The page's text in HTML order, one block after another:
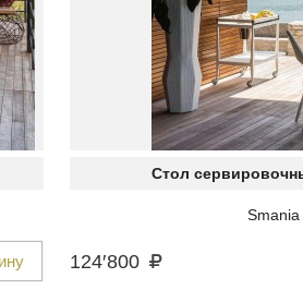
Стол
Smania
124′800